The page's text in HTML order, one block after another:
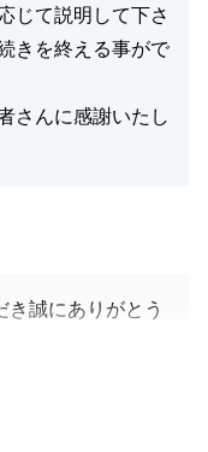
じて説明して下さ
きを終える事がで
さんに感謝いたし
き誠にありがとう
とができまし